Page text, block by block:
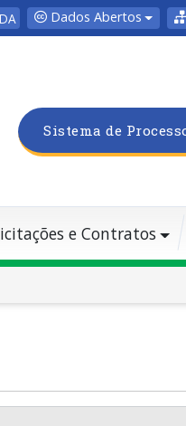
Dados Abertos
Sistema de
e Contratos